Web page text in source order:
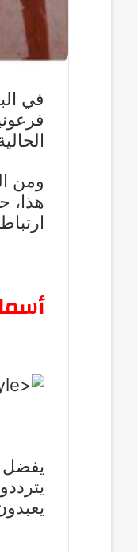
في
ومن
هذا،
يفضل